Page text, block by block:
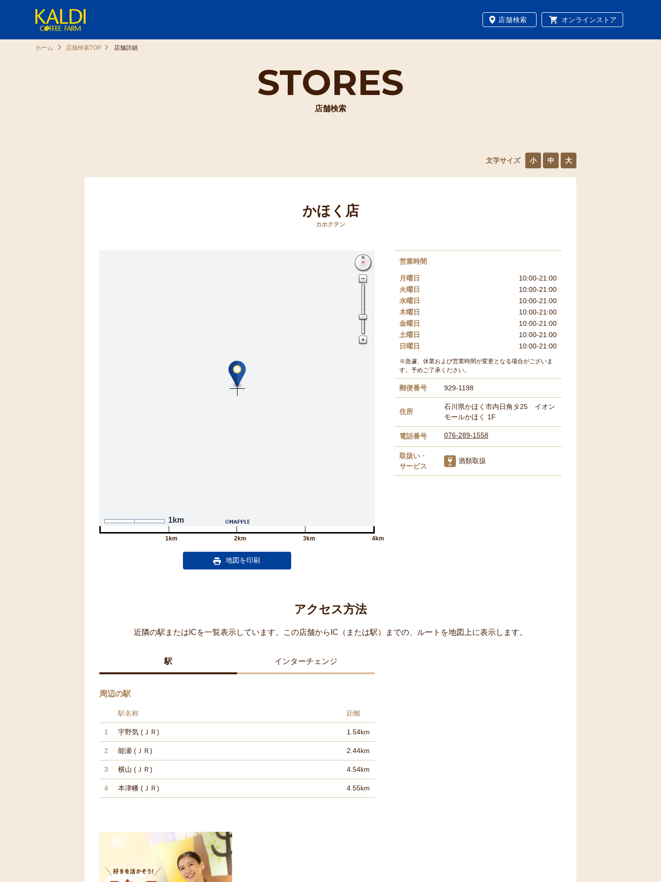
店舗検索 オンラインストア
STORES
店舗検索
ホーム 店舗検索TOP 店舗詳細
文字サイズ 小 中 大
かほく店
カホクテン
1km
1km 2km 3km 4km
営業時間
月曜日
10:00-21:00
火曜日
10:00-21:00
水曜日
10:00-21:00
木曜日
10:00-21:00
金曜日
10:00-21:00
土曜日
10:00-21:00
日曜日
10:00-21:00
※急遽、休業および営業時間が変更となる場合がございま
す。予めご了承ください。
郵便番号 929-1198
住所
石川県かほく市内日角タ25 イオン
モールかほく 1F
電話番号 076-289-1558
取扱い・
サービス
酒類取扱
アクセス方法
近隣の駅またはICを一覧表示しています。この店舗からIC（または駅）までの、ルートを地図上に表示します。
駅 インターチェンジ
周辺の駅
駅名称 距離
1 宇野気 (ＪＲ) 1.54km
2 能瀬 (ＪＲ) 2.44km
3 横山 (ＪＲ) 4.54km
4 本津幡 (ＪＲ) 4.55km